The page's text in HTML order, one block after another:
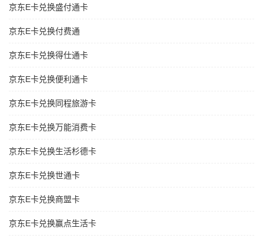
京东E卡兑换盛付通卡
京东E卡兑换付费通
京东E卡兑换得仕通卡
京东E卡兑换便利通卡
京东E卡兑换同程旅游卡
京东E卡兑换万能消费卡
京东E卡兑换生活杉德卡
京东E卡兑换世通卡
京东E卡兑换商盟卡
京东E卡兑换赢点生活卡